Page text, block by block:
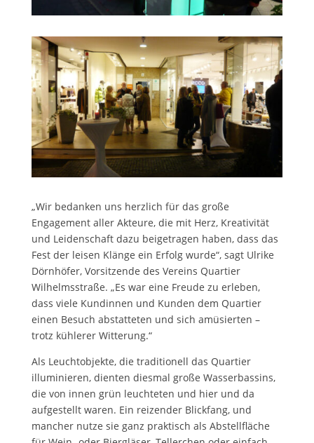
„Wir bedanken uns herzlich für das große
Engagement aller Akteure, die mit Herz, Kreativität
und Leidenschaft dazu beigetragen haben, dass das
Fest der leisen Klänge ein Erfolg wurde“, sagt Ulrike
Dörnhöfer, Vorsitzende des Vereins Quartier
Wilhelmsstraße. „Es war eine Freude zu erleben,
dass viele Kundinnen und Kunden dem Quartier
einen Besuch abstatteten und sich amüsierten –
trotz kühlerer Witterung.“
Als Leuchtobjekte, die traditionell das Quartier
illuminieren, dienten diesmal große Wasserbassins,
die von innen grün leuchteten und hier und da
aufgestellt waren. Ein reizender Blickfang, und
mancher nutze sie ganz praktisch als Abstellfläche